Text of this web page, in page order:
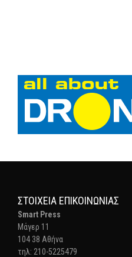
ΣΤΟΙΧΕΊΑ ΕΠΙΚΟΙΝΩΝΊΑΣ
Smart Press
Mάγερ 11
104 38 Αθήνα
τηλ: 210-5225479